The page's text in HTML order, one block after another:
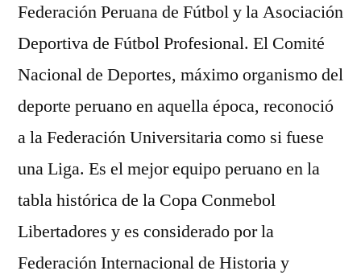
Federación Peruana de Fútbol y la Asociación
Deportiva de Fútbol Profesional. El Comité
Nacional de Deportes, máximo organismo del
deporte peruano en aquella época, reconoció
a la Federación Universitaria como si fuese
una Liga. Es el mejor equipo peruano en la
tabla histórica de la Copa Conmebol
Libertadores y es considerado por la
Federación Internacional de Historia y